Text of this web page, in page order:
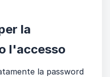
la
l'accesso
la password